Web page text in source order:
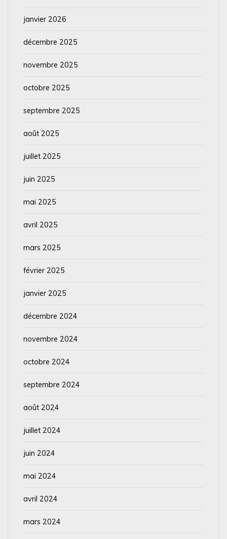
janvier 2026
décembre 2025
novembre 2025
octobre 2025
septembre 2025
août 2025
juillet 2025
juin 2025
mai 2025
avril 2025
mars 2025
février 2025
janvier 2025
décembre 2024
novembre 2024
octobre 2024
septembre 2024
août 2024
juillet 2024
juin 2024
mai 2024
avril 2024
mars 2024